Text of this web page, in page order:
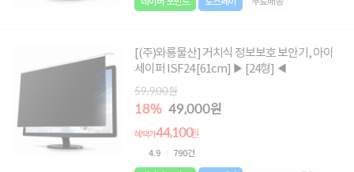
[(주)와룡물산] 거치식 정보보호 보안기, 아이
세이퍼 ISF24 [61cm] ▶ [24형] ◀
59,900원
18% 49,000원
혜택가44,100원
4.9 790건